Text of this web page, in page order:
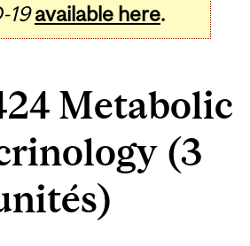
19 available here.
Metabolic
(3